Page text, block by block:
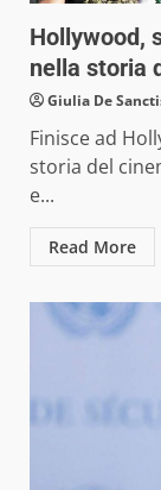
Hollywood,
nella storia
Giulia De
Finisce ad
storia del
e...
Read More